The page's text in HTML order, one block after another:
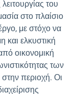
του
στο πλαίσιο
με στόχο να
και ελκυστική
οικονομική
των
περιοχή. Οι